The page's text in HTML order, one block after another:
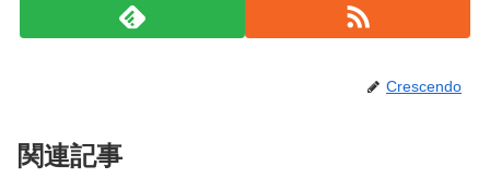
Crescendo
関連記事